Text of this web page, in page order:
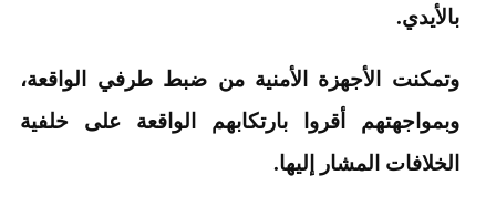
بالأيدي.
وتمكنت الأجهزة الأمنية من ضبط طرفي الواقعة،
وبمواجهتهم أقروا بارتكابهم الواقعة على خلفية
الخلافات المشار إليها.